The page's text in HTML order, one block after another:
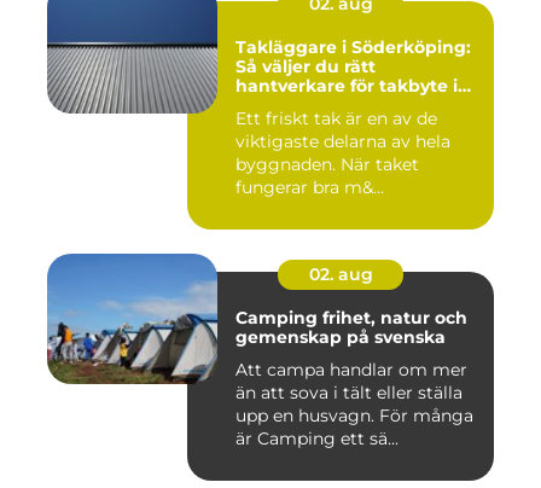
Takläggare i Söderköping:
Så väljer du rätt
hantverkare för takbyte i
Ett friskt tak är en av de
viktigaste delarna av hela
byggnaden. När taket
fungerar bra m&...
02. aug
Camping frihet, natur och
gemenskap på svenska
Att campa handlar om mer
än att sova i tält eller ställa
upp en husvagn. För många
är Camping ett sä...